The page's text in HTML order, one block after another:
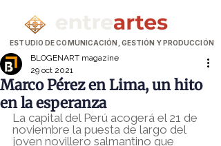
ESTUDIO DE COMUNICACIÓN, GESTIÓN Y PRODUCCIÓN
Marco Pérez en Lima, un hito
en la esperanza
BLOGENART magazine
29 oct 2021
La capital del Perú acogerá el 21 de
noviembre la puesta de largo del
joven novillero salmantino que